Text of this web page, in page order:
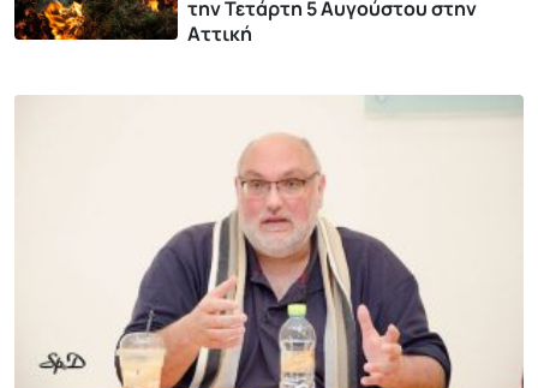
την Τετάρτη 5 Αυγούστου στην
Αττική